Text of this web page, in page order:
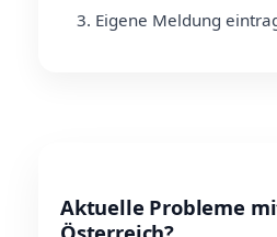
Eigene Meldung
Aktuelle Probleme